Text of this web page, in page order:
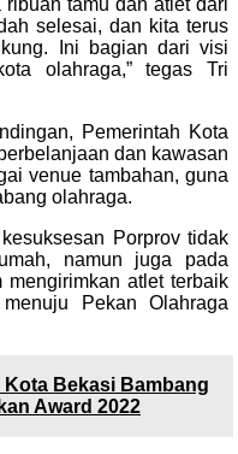
selesai, dan kita terus
Ini bagian dari visi
olahraga,” tegas Tri
Pemerintah Kota
dan kawasan
venue tambahan, guna
olahraga.
Porprov tidak
namun juga pada
atlet terbaik
Pekan Olahraga
Kota Bekasi Bambang
Award 2022